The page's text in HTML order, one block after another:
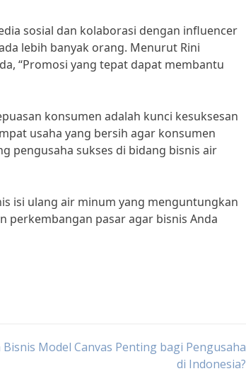
sosial dan kolaborasi dengan influencer
lebih banyak orang. Menurut Rini
“Promosi yang tepat dapat membantu
konsumen adalah kunci kesuksesan
usaha yang bersih agar konsumen
pengusaha sukses di bidang bisnis air
isi ulang air minum yang menguntungkan
perkembangan pasar agar bisnis Anda
Model Canvas Penting bagi Pengusaha
di Indonesia?